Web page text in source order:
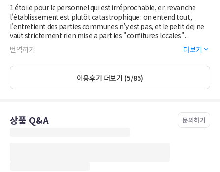
1 étoile pour le personnel qui est irréprochable, en revanche
l'établissement est plutôt catastrophique : on entend tout,
l'entretient des parties communes n’y est pas, et le petit dej ne
vaut strictement rien mise a part les "confitures locales".
번역하기
더보기
이용후기 더보기 (5/86)
상품 Q&A 문의하기